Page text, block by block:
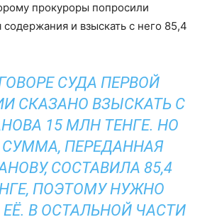
прокуроры попросили
содержания и взыскать с него 85,4
СУДА ПЕРВОЙ
СКАЗАНО ВЗЫСКАТЬ С
15 МЛН ТЕНГЕ. НО
ПЕРЕДАННАЯ
СОСТАВИЛА 85,4
ПОЭТОМУ НУЖНО
В ОСТАЛЬНОЙ ЧАСТИ